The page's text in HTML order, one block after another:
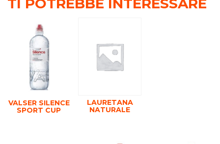
TI POTREBBE INTERESSARE
VALSER SILENCE
SPORT CUP
LAURETANA
NATURALE